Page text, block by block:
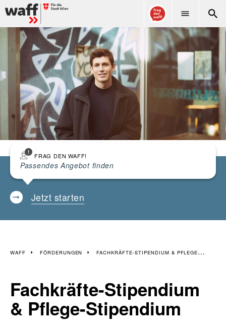
FRAG DEN WAFF!
Passendes Angebot finden
Jetzt starten
WAFF FÖRDERUNGEN FACHKRÄFTE-STIPENDIUM & PFLEGE-STIPENDIUM
Fachkräfte-Stipendium
& Pflege-Stipendium